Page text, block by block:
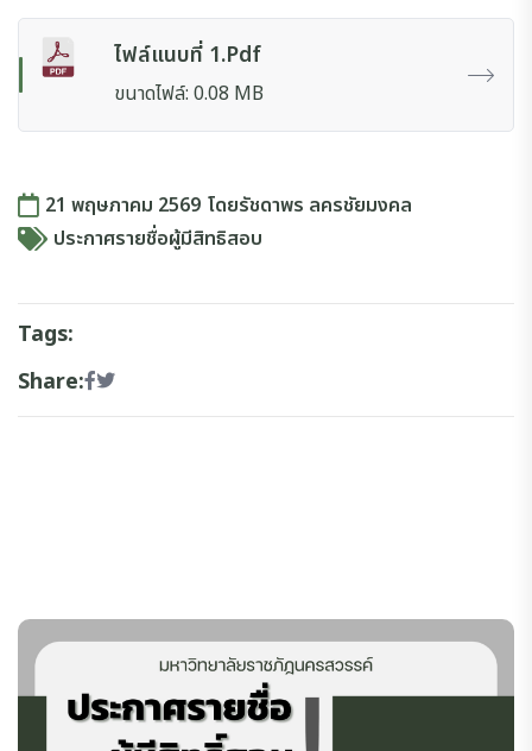
ไฟล์แนบที่ 1.pdf
ขนาดไฟล์: 0.08 MB
21 พฤษภาคม 2569 โดยรัชดาพร ลครชัยมงคล
ประกาศรายชื่อผู้มีสิทธิสอบ
Tags:
Share: